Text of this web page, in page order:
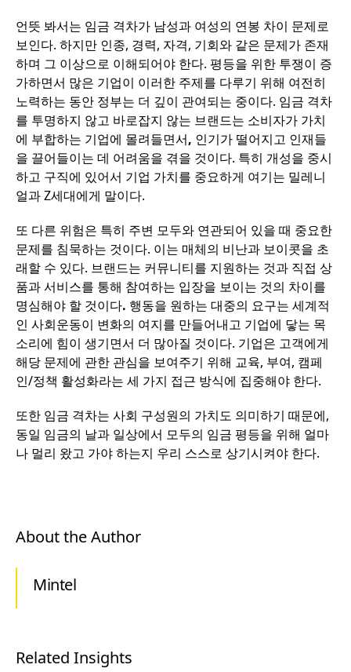
언뜻 봐서는 임금 격차가 남성과 여성의 연봉 차이 문제로
보인다. 하지만 인종, 경력, 자격, 기회와 같은 문제가 존재
하며 그 이상으로 이해되어야 한다. 평등을 위한 투쟁이 증
가하면서 많은 기업이 이러한 주제를 다루기 위해 여전히
노력하는 동안 정부는 더 깊이 관여되는 중이다. 임금 격차
를 투명하지 않고 바로잡지 않는 브랜드는 소비자가 가치
에 부합하는 기업에 몰려들면서, 인기가 떨어지고 인재들
을 끌어들이는 데 어려움을 겪을 것이다. 특히 개성을 중시
하고 구직에 있어서 기업 가치를 중요하게 여기는 밀레니
얼과Z세대에게 말이다.
또 다른 위험은 특히 주변 모두와 연관되어 있을 때 중요한
문제를 침묵하는 것이다. 이는 매체의 비난과 보이콧을 초
래할 수 있다. 브랜드는 커뮤니티를 지원하는 것과 직접 상
품과서비스를 통해 참여하는 입장을 보이는 것의 차이를
명심해야 할 것이다. 행동을 원하는 대중의 요구는 세계적
인 사회운동이 변화의 여지를 만들어내고 기업에 닿는 목
소리에 힘이 생기면서 더 많아질 것이다. 기업은 고객에게
해당 문제에 관한 관심을 보여주기 위해 교육, 부여, 캠페
인/정책 활성화라는 세 가지 접근 방식에 집중해야 한다.
또한 임금 격차는 사회 구성원의 가치도 의미하기 때문에,
동일 임금의 날과 일상에서 모두의 임금 평등을 위해 얼마
나 멀리 왔고 가야하는지 우리 스스로 상기시켜야 한다.
About the Author
Mintel
Related Insights